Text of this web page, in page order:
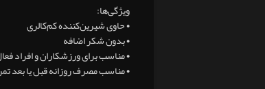
ویژگی‌ها:
• حاوی شیرین‌کننده کم‌کالری
• بدون شکر اضافه
• مناسب برای ورزشکاران و افراد
• مناسب مصرف روزانه قبل یا بعد